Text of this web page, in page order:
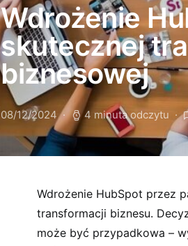
Wdrożenie
skutecznej
biznesowej
08/12/2024 4 minuta odczytu
Wdrożenie HubSpot przez
transformacji biznesu.
może być przypadkowa –